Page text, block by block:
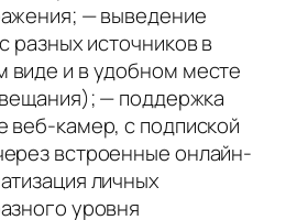
— выведение
разных источников в
и в удобном месте
— поддержка
веб-камер, с подпиской
встроенные онлайн-
личных
уровня